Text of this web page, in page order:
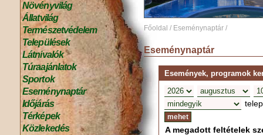
Növényvilág
Állatvilág
Természetvédelem
Települések
Látnivalók
Túraajánlatok
Sportok
Eseménynaptár
Időjárás
Térképek
Közlekedés
Főoldal / Eseménynaptár /
Eseménynaptár
Események, programok
A megadott feltételek